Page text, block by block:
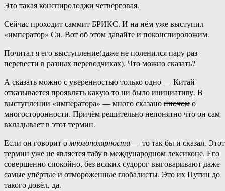
Это такая конспиролоджи четверговая.
Сейчас проходит саммит БРИКС. И на нём уже выступил
«император» Си. Вот об этом давайте и поконспироложим.
Почитал я его выступление(даже не поленился пару раз
перевести в разных переводчиках). Что можно сказать?
А сказать можно с уверенностью только одно — Китай
отказывается проявлять какую то ни было инициативу. В
выступлении «императора» — много сказанониочомо
многосторонности. Причём решительно непонятно что он сам
вкладывает в этот термин.
Если он говорит омногополярности— то так бы и сказал. Этот
термин уже не является табу в международном лексиконе. Его
совершенно спокойно, без всяких судорог выговаривают даже
самые упёртые и отмороженные глобалисты. Это их Путин до
такого довёл, да.